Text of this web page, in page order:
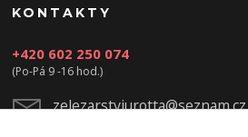
KONTAKTY
+420 602 250 074
(Po-Pá 9 -16 hod.)
zelezarstviurotta@seznam.cz